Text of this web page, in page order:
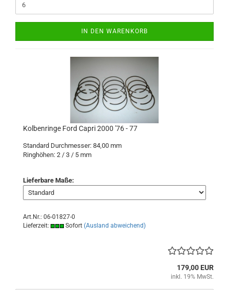
IN DEN WARENKORB
Kolbenringe Ford Capri 2000 '76 - 77
Standard Durchmesser: 84,00 mm
Ringhöhen: 2 / 3 / 5 mm
Lieferbare Maße:
Art.Nr.: 06-01827-0
Lieferzeit:
Sofort (Ausland abweichend)
179,00 EUR
inkl. 19% MwSt.